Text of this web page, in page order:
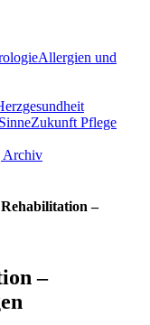
Allergien und
Zukunft Pflege
Archiv
–
–